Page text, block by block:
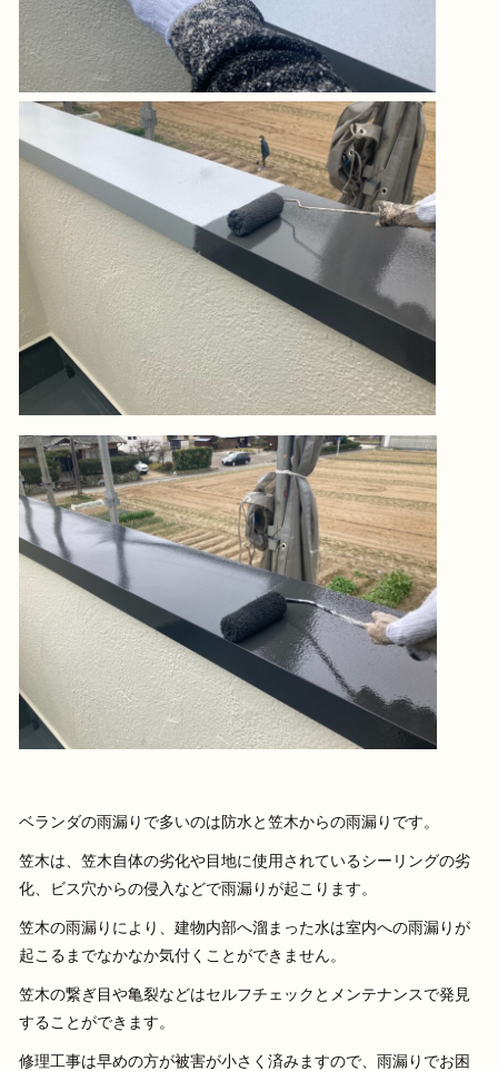
ベランダの雨漏りで多いのは防水と笠木からの雨漏りです。
笠木は、笠木自体の劣化や目地に使用されているシーリングの劣
化、ビス穴からの侵入などで雨漏りが起こります。
笠木の雨漏りにより、建物内部へ溜まった水は室内への雨漏りが
起こるまでなかなか気付くことができません。
笠木の繋ぎ目や亀裂などはセルフチェックとメンテナンスで発見
することができます。
修理工事は早めの方が被害が小さく済みますので、雨漏りでお困